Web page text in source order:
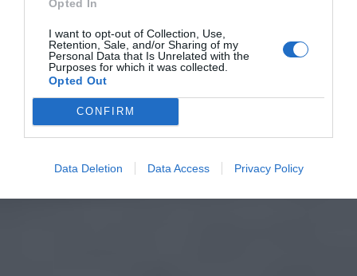
Opted In
I want to opt-out of Collection, Use,
Retention, Sale, and/or Sharing of my
Personal Data that Is Unrelated with the
Purposes for which it was collected.
Opted Out
CONFIRM
Data Deletion Data Access Privacy Policy